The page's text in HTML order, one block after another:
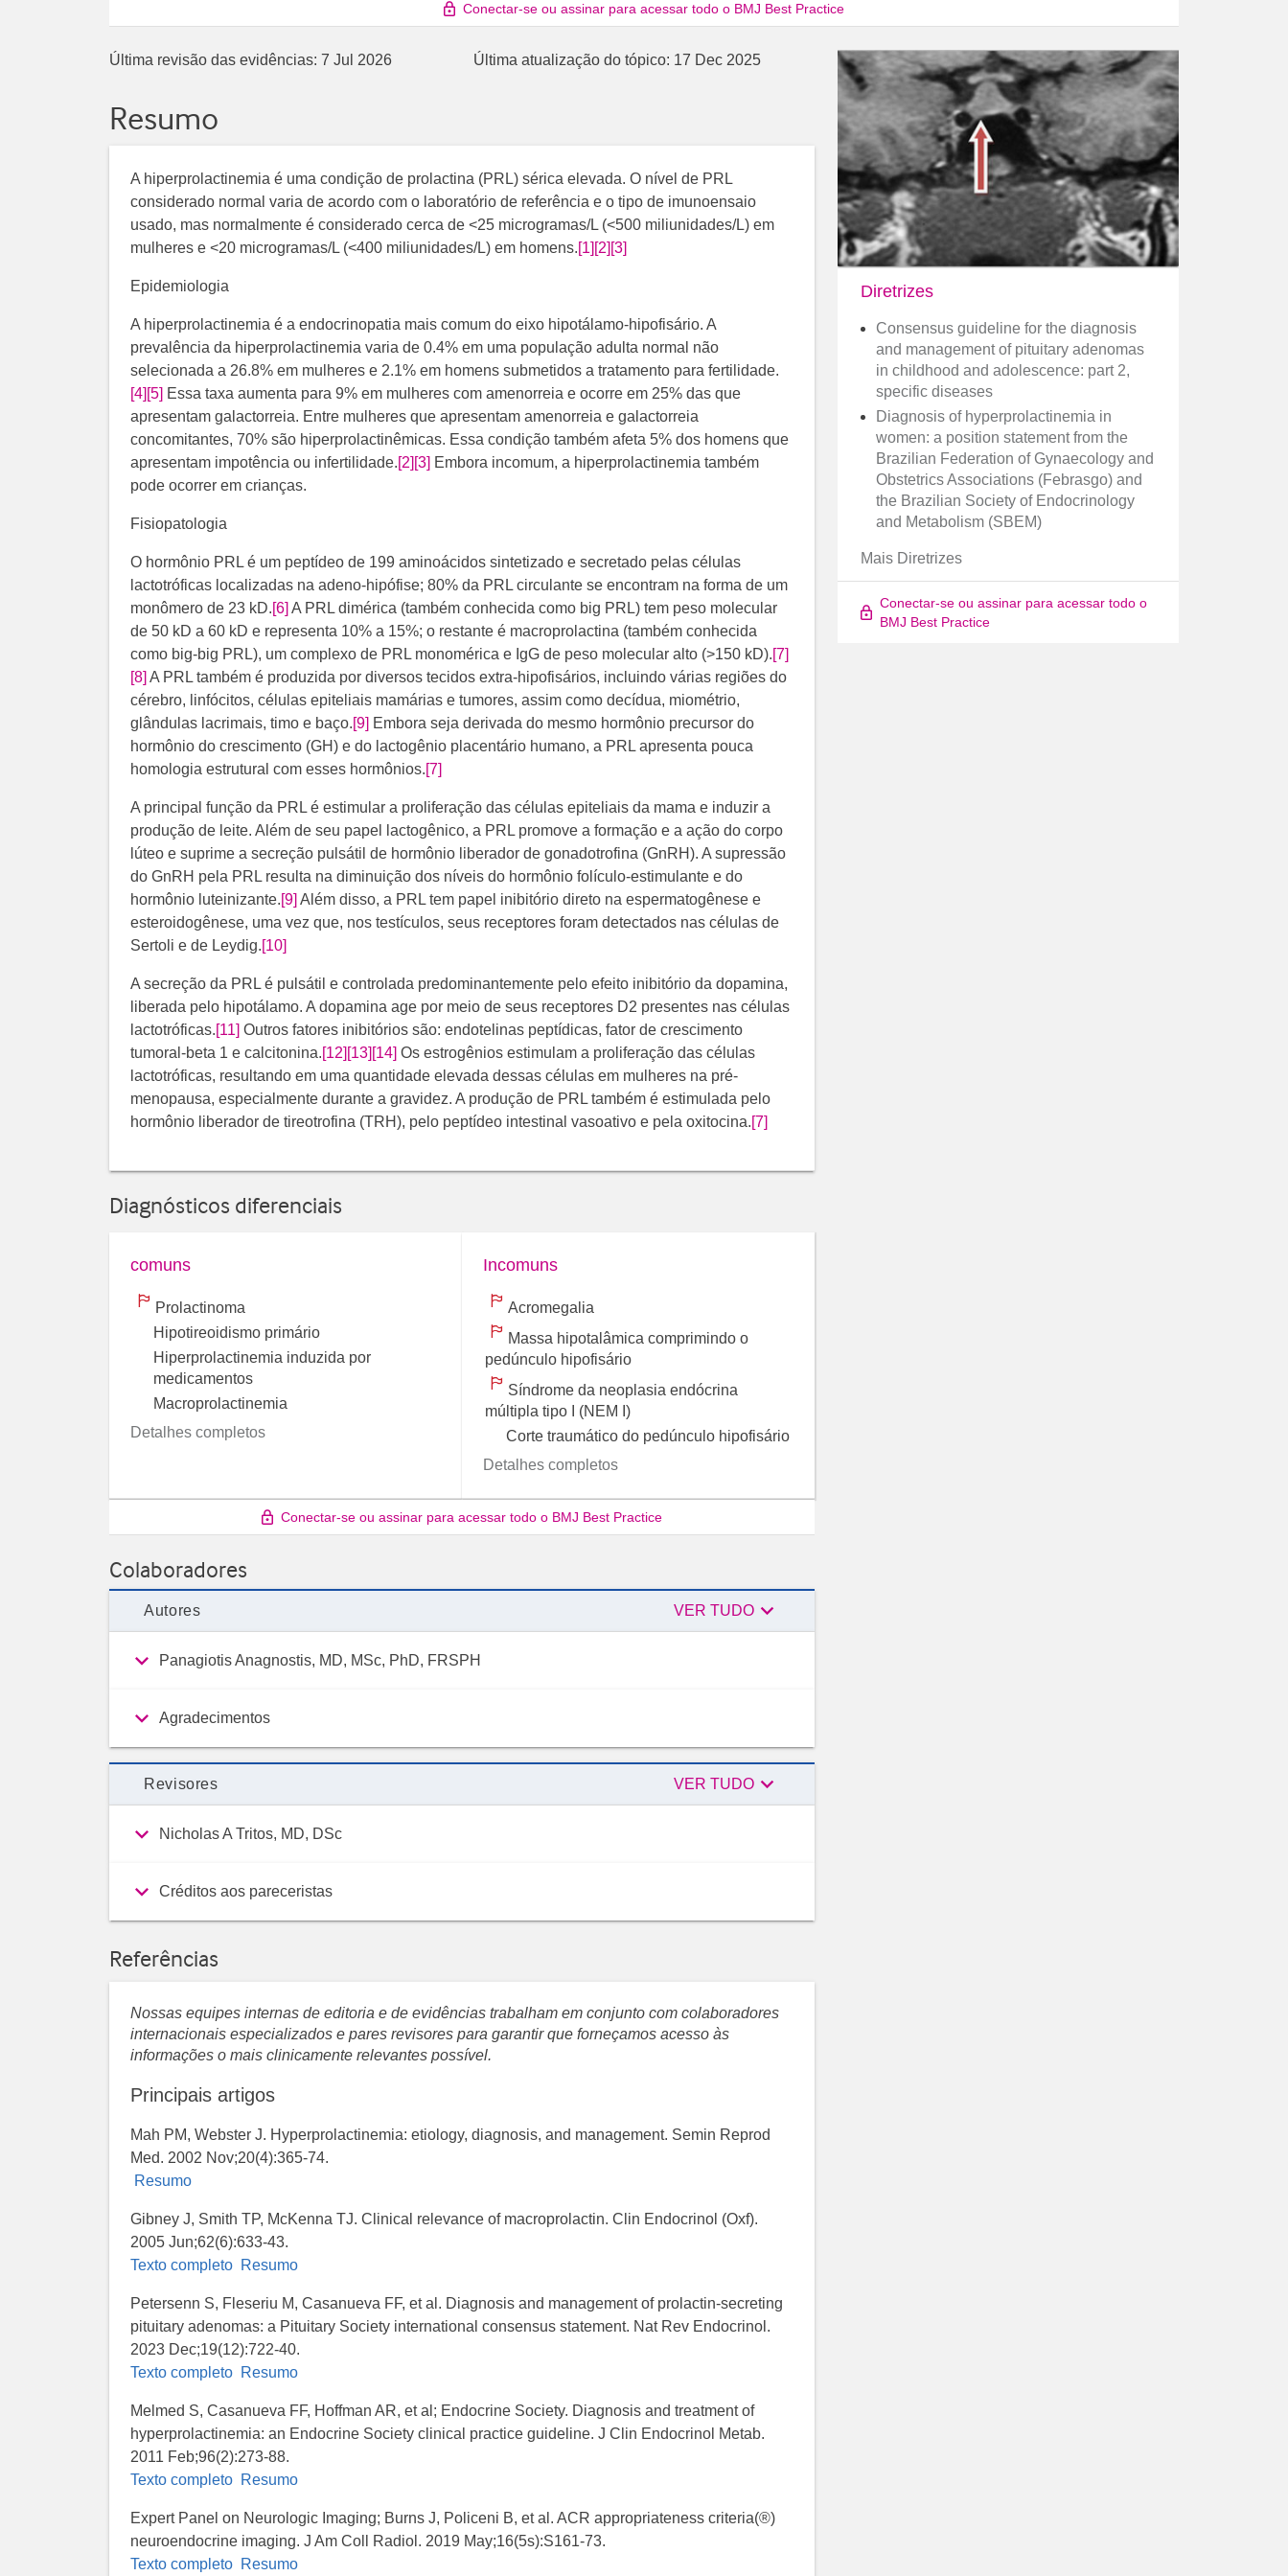
Conectar-se ou assinar para acessar todo o BMJ Best Practice
Última revisão das evidências: 7 Jul 2026 Última atualização do tópico: 17 Dec 2025
Resumo
A hiperprolactinemia é uma condição de prolactina (PRL) sérica elevada. O nível de PRL
considerado normal varia de acordo com o laboratório de referência e o tipo de imunoensaio
usado, mas normalmente é considerado cerca de <25 microgramas/L (<500 miliunidades/L) em
mulheres e <20 microgramas/L (<400 miliunidades/L) em homens.[1] [2] [3]
Epidemiologia
A hiperprolactinemia é a endocrinopatia mais comum do eixo hipotálamo-hipofisário. A
prevalência da hiperprolactinemia varia de 0.4% em uma população adulta normal não
selecionada a 26.8% em mulheres e 2.1% em homens submetidos a tratamento para fertilidade.
[4] [5] ​​ Essa taxa aumenta para 9% em mulheres com amenorreia e ocorre em 25% das que
apresentam galactorreia. Entre mulheres que apresentam amenorreia e galactorreia
concomitantes, 70% são hiperprolactinêmicas. Essa condição também afeta 5% dos homens que
apresentam impotência ou infertilidade.[2] [3] ​​​ Embora incomum, a hiperprolactinemia também
pode ocorrer em crianças.
Fisiopatologia
O hormônio PRL é um peptídeo de 199 aminoácidos sintetizado e secretado pelas células
lactotróficas localizadas na adeno-hipófise; 80% da PRL circulante se encontram na forma de um
monômero de 23 kD.[6] ​ A PRL dimérica (também conhecida como big PRL) tem peso molecular
de 50 kD a 60 kD e representa 10% a 15%; o restante é macroprolactina (também conhecida
como big-big PRL), um complexo de PRL monomérica e IgG de peso molecular alto (>150 kD).[7]
[8] A PRL também é produzida por diversos tecidos extra-hipofisários, incluindo várias regiões do
cérebro, linfócitos, células epiteliais mamárias e tumores, assim como decídua, miométrio,
glândulas lacrimais, timo e baço.[9] Embora seja derivada do mesmo hormônio precursor do
hormônio do crescimento (GH) e do lactogênio placentário humano, a PRL apresenta pouca
homologia estrutural com esses hormônios.[7]
A principal função da PRL é estimular a proliferação das células epiteliais da mama e induzir a
produção de leite. Além de seu papel lactogênico, a PRL promove a formação e a ação do corpo
lúteo e suprime a secreção pulsátil de hormônio liberador de gonadotrofina (GnRH). A supressão
do GnRH pela PRL resulta na diminuição dos níveis do hormônio folículo-estimulante e do
hormônio luteinizante.[9] Além disso, a PRL tem papel inibitório direto na espermatogênese e
esteroidogênese, uma vez que, nos testículos, seus receptores foram detectados nas células de
Sertoli e de Leydig.[10]
A secreção da PRL é pulsátil e controlada predominantemente pelo efeito inibitório da dopamina,
liberada pelo hipotálamo. A dopamina age por meio de seus receptores D2 presentes nas células
lactotróficas.[11] ​ Outros fatores inibitórios são: endotelinas peptídicas, fator de crescimento
tumoral-beta 1 e calcitonina.[12] [13] [14] Os estrogênios estimulam a proliferação das células
lactotróficas, resultando em uma quantidade elevada dessas células em mulheres na pré-
menopausa, especialmente durante a gravidez. A produção de PRL também é estimulada pelo
hormônio liberador de tireotrofina (TRH), pelo peptídeo intestinal vasoativo e pela oxitocina.[7]
Diagnósticos diferenciais
comuns
Prolactinoma
Hipotireoidismo primário
Hiperprolactinemia induzida por
medicamentos
Macroprolactinemia
Detalhes completos
Incomuns
Acromegalia
Massa hipotalâmica comprimindo o
pedúnculo hipofisário
Síndrome da neoplasia endócrina
múltipla tipo I (NEM I)
Corte traumático do pedúnculo hipofisário
Detalhes completos
Conectar-se ou assinar para acessar todo o BMJ Best Practice
Colaboradores
Autores VER TUDOAutores

Panagiotis Anagnostis, MD, MSc, PhD, FRSPH
Agradecimentos
Revisores VER TUDORevisores

Nicholas A Tritos, MD, DSc
Créditos aos pareceristas
Referências
Nossas equipes internas de editoria e de evidências trabalham em conjunto com colaboradores
internacionais especializados e pares revisores para garantir que forneçamos acesso às
informações o mais clinicamente relevantes possível.
Principais artigos
Mah PM, Webster J. Hyperprolactinemia: etiology, diagnosis, and management. Semin Reprod
Med. 2002 Nov;20(4):365-74.
Resumo
Gibney J, Smith TP, McKenna TJ. Clinical relevance of macroprolactin. Clin Endocrinol (Oxf).
2005 Jun;62(6):633-43.
Texto completo Resumo
Petersenn S, Fleseriu M, Casanueva FF, et al. Diagnosis and management of prolactin-secreting
pituitary adenomas: a Pituitary Society international consensus statement. Nat Rev Endocrinol.
2023 Dec;19(12):722-40.
Texto completo Resumo
Melmed S, Casanueva FF, Hoffman AR, et al; Endocrine Society. Diagnosis and treatment of
hyperprolactinemia: an Endocrine Society clinical practice guideline. J Clin Endocrinol Metab.
2011 Feb;96(2):273-88.
Texto completo Resumo
Expert Panel on Neurologic Imaging; Burns J, Policeni B, et al. ACR appropriateness criteria(®)
neuroendocrine imaging. J Am Coll Radiol. 2019 May;16(5s):S161-73.
Texto completo Resumo
Diretrizes
Consensus guideline for the diagnosis
and management of pituitary adenomas
in childhood and adolescence: part 2,
specific diseases
Diagnosis of hyperprolactinemia in
women: a position statement from the
Brazilian Federation of Gynaecology and
Obstetrics Associations (Febrasgo) and
the Brazilian Society of Endocrinology
and Metabolism (SBEM)
Mais Diretrizes
Conectar-se ou assinar para acessar todo o
BMJ Best Practice